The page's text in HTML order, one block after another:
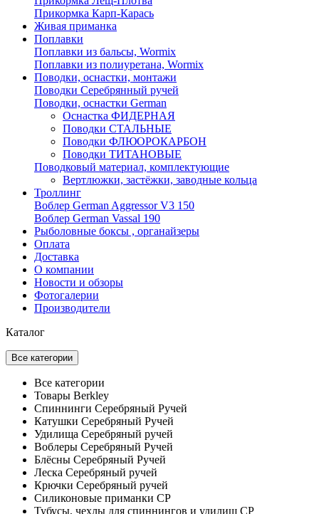
Прикормка Карп-Карась
Живая приманка
Поплавки
Поплавки из бальсы, Wormix
Поплавки из полиуретана, Wormix
Поводки, оснастки, монтажи
Поводки Серебрянный ручей
Поводки, оснастки German
Оснастка ФИДЕРНАЯ
Поводки СТАЛЬНЫЕ
Поводки ФЛЮОРОКАРБОН
Поводки ТИТАНОВЫЕ
Поводковый материал, комплектующие
Вертлюжки, застёжки, заводные кольца
Троллинг
Воблер German Aggressor V3 150
Воблер German Vassal 190
Рыболовные боксы , органайзеры
Оплата
Доставка
О компании
Новости и обзоры
Фотогалерии
Производители
Каталог
Все категории
Все категории
Товары Berkley
Спиннинги Серебряный Ручей
Катушки Серебряный Ручей
Удилища Серебряный ручей
Воблеры Серебряный Ручей
Блёсны Серебряный Ручей
Леска Серебряный ручей
Крючки Серебряный ручей
Силиконовые приманки СР
Тубусы, чехлы для спиннингов и удилищ СР